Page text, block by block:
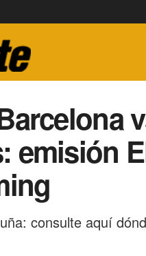
emisión
consulte aquí